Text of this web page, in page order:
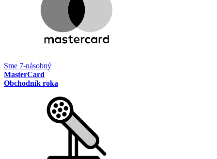
Sme 7-násobný
MasterCard
Obchodník roka